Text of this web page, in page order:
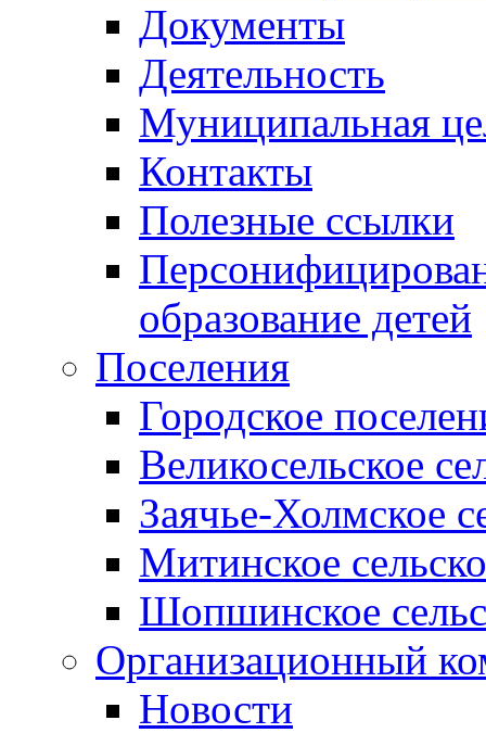
Документы
Деятельность
Муниципальная
Контакты
Полезные ссылки
образование детей
Поселения
Городское
Великосельское
Заячье-Холмское
Митинское
Шопшинское
Организационный
Новости